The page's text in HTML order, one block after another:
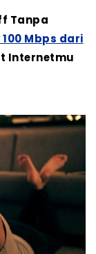
Tanpa
Mbps dari
Internetmu